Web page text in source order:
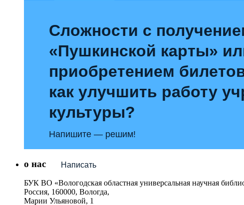
Сложности с
«Пушкинской карты»
приобретением
как улучшить работу
культуры?
Напишите — решим!
Написать
о нас
БУК ВО «Вологодская областная универсальная научная
Россия, 160000, Вологда,
Марии Ульяновой, 1